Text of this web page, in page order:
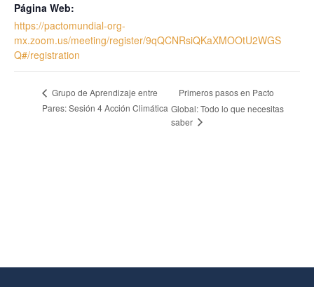
Página Web:
https://pactomundial-org-
mx.zoom.us/meeting/register/9qQCNRsiQKaXMOOtU2WGS
Q#/registration
Grupo de Aprendizaje entre
Pares: Sesión 4 Acción Climática
Primeros pasos en Pacto
Global: Todo lo que necesitas
saber